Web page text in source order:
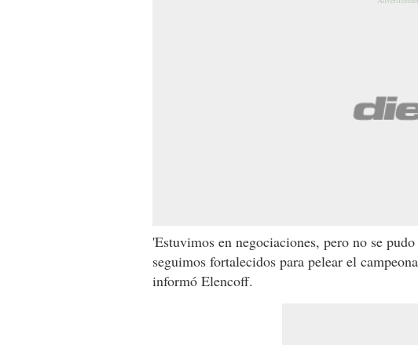
'Estuvimos en negociaciones, pero no se
seguimos fortalecidos para pelear el
informó Elencoff.